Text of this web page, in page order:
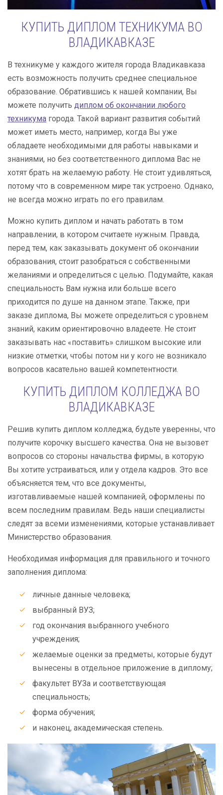
КУПИТЬ ДИПЛОМ ТЕХНИКУМА ВО
ВЛАДИКАВКАЗЕ
В техникуме у каждого жителя города Владикавказа
есть возможность получить среднее специальное
образование. Обратившись к нашей компании, Вы
можете получить диплом об окончании любого
техникума города. Такой вариант развития событий
может иметь место, например, когда Вы уже
обладаете необходимыми для работы навыками и
знаниями, но без соответственного диплома Вас не
хотят брать на желаемую работу. Не стоит удивляться,
потому что в современном мире так устроено. Однако,
не всегда можно играть по его правилам.
Можно купить диплом и начать работать в том
направлении, в котором считаете нужным. Правда,
перед тем, как заказывать документ об окончании
образования, стоит разобраться с собственными
желаниями и определиться с целью. Подумайте, какая
специальность Вам нужна или больше всего
приходится по душе на данном этапе. Также, при
заказе диплома, Вы можете определиться с уровнем
знаний, каким ориентировочно владеете. Не стоит
заказывать нас «поставить» слишком высокие или
низкие отметки, чтобы потом ни у кого не возникало
вопросов касательно вашей компетентности.
КУПИТЬ ДИПЛОМ КОЛЛЕДЖА ВО
ВЛАДИКАВКАЗЕ
Решив купить диплом колледжа, будьте уверенны, что
получите корочку высшего качества. Она не вызовет
вопросов со стороны начальства фирмы, в которую
Вы хотите устраиваться, или у отдела кадров. Это все
объясняется тем, что все документы,
изготавливаемые нашей компанией, оформлены по
всем последним правилам. Ведь наши специалисты
следят за всеми изменениями, которые устанавливает
Министерство образования.
Необходимая информация для правильного и точного
заполнения диплома:
личные данные человека;
выбранный ВУЗ;
год окончания выбранного учебного
учреждения;
желаемые оценки за предметы, которые будут
вынесены в отдельное приложение в диплому;
факультет ВУЗа и соответствующая
специальность;
форма обучения;
и наконец, академическая степень.